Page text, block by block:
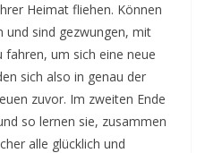
Heimat fliehen. Können
und sind gezwungen, mit
um sich eine neue
sich also in genau der
zuvor. Im zweiten Ende
so lernen sie, zusammen
alle glücklich und